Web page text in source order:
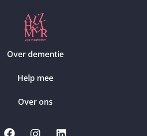
Over dementie
Help mee
Over ons